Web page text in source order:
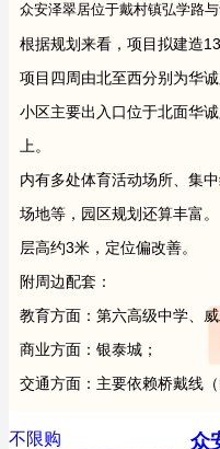
众安泽翠居位于戴村镇弘学路
根据规划来看，项目拟建造
项目四周由北至西分别为华
小区主要出入口位于北面华
上。
内有多处体育活动场所、集
场地等，园区规划还算丰富。
层高约3米，定位偏改善。
附周边配套：
教育方面：第六高级中学、
商业方面：银泰城；
交通方面：主要依赖桥戴线（
不限购 众